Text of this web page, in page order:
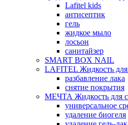
Lafitel kids
антисептик
гель
жидкое мыло
лосьон
санитайзер
SMART BOX NAIL
LAFITEL Жидкость для
разбавление лака
снятие покрытия
МЕЧТА Жидкость для
универсальное
удаление биогеля